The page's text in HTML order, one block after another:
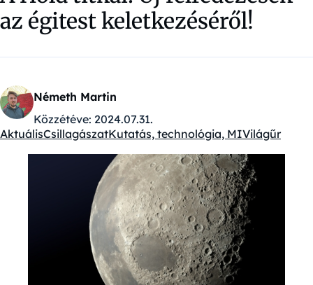
az égitest keletkezéséről!
Németh Martin
Közzétéve: 2024.07.31.
Kategóriák:
AktuálisCsillagászatKutatás, technológia, MIVilágűr